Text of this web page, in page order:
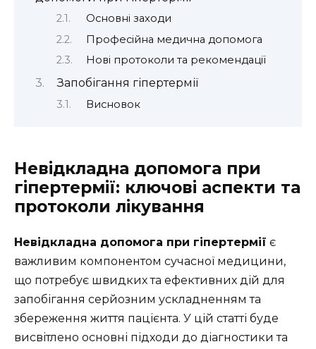
Основні заходи
Професійна медична допомога
Нові протоколи та рекомендації
Запобігання гіпертермії
Висновок
Невідкладна допомога при
гіпертермії: ключові аспекти та
протоколи лікування
Невідкладна допомога при гіпертермії є
важливим компонентом сучасної медицини,
що потребує швидких та ефективних дій для
запобігання серйозним ускладненням та
збереження життя пацієнта. У цій статті буде
висвітлено основні підходи до діагностики та